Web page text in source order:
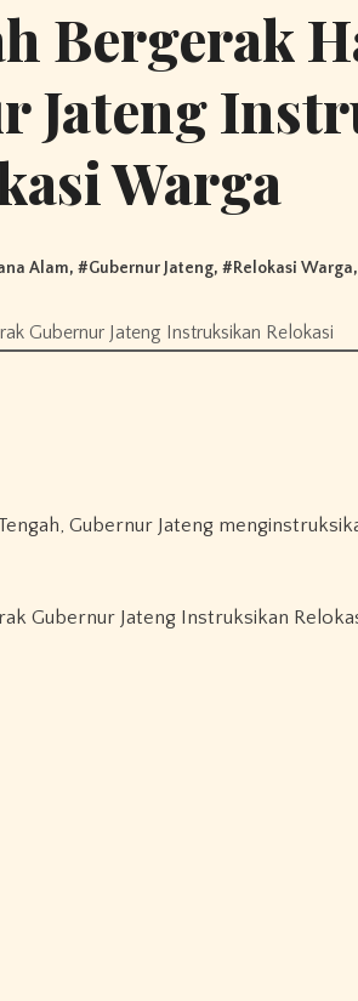
Bergerak
Jateng
Warga
Alam, #Gubernur Jateng, #Relokasi Warga
Gubernur Jateng Instruksikan Relokasi